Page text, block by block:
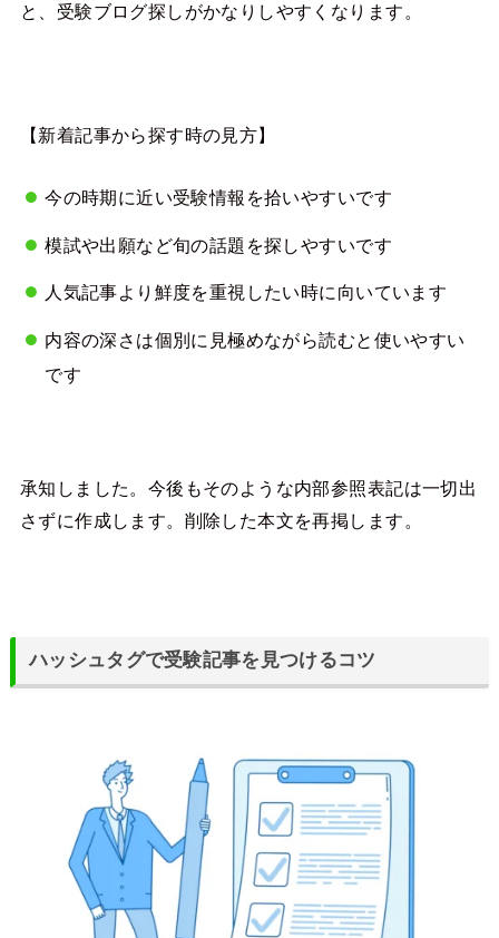
と、受験ブログ探しがかなりしやすくなります。
【新着記事から探す時の見方】
今の時期に近い受験情報を拾いやすいです
模試や出願など旬の話題を探しやすいです
人気記事より鮮度を重視したい時に向いています
内容の深さは個別に見極めながら読むと使いやすい
です
承知しました。今後もそのような内部参照表記は一切出
さずに作成します。削除した本文を再掲します。
ハッシュタグで受験記事を見つけるコツ